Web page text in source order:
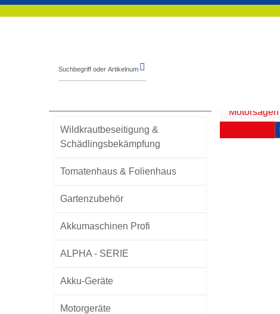
Wildkrautbeseitigung &
Schädlingsbekämpfung
Tomatenhaus & Folienhaus
Gartenzubehör
Akkumaschinen Profi
ALPHA - SERIE
Akku-Geräte
Motorgeräte
Motorsägen